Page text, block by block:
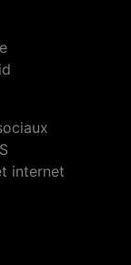
internet